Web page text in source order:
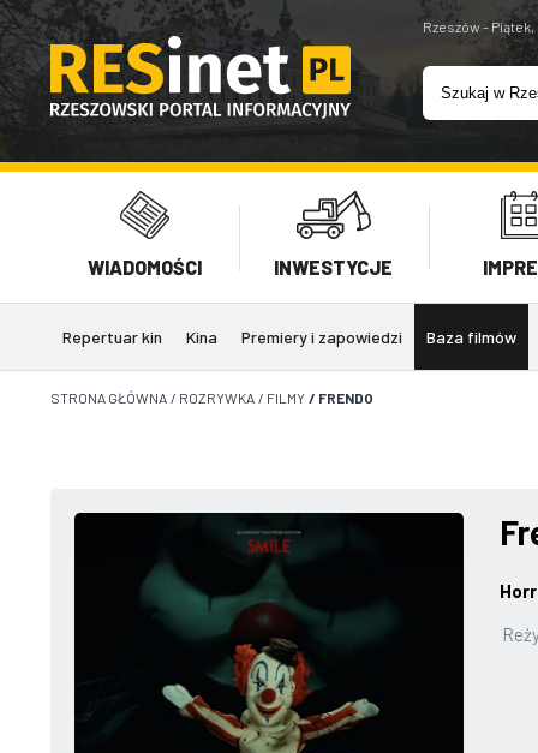
Rzeszów -
WIADOMOŚCI INWESTYCJE
Repertuar kin Kina Premiery i zapowiedzi Baza filmów
STRONA GŁÓWNA / ROZRYWKA / FILMY / FRENDO